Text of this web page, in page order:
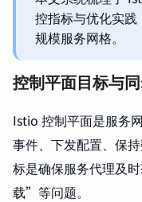
控指标与优化实
规模服务网格。
控制平面目标与
Istio 控制平面是服务
事件、下发配置、保
标是确保服务代理及
载”等问题。